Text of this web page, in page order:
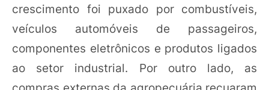
crescimento foi puxado por combustíveis,
veículos automóveis de passageiros,
componentes eletrônicos e produtos ligados
ao setor industrial. Por outro lado, as